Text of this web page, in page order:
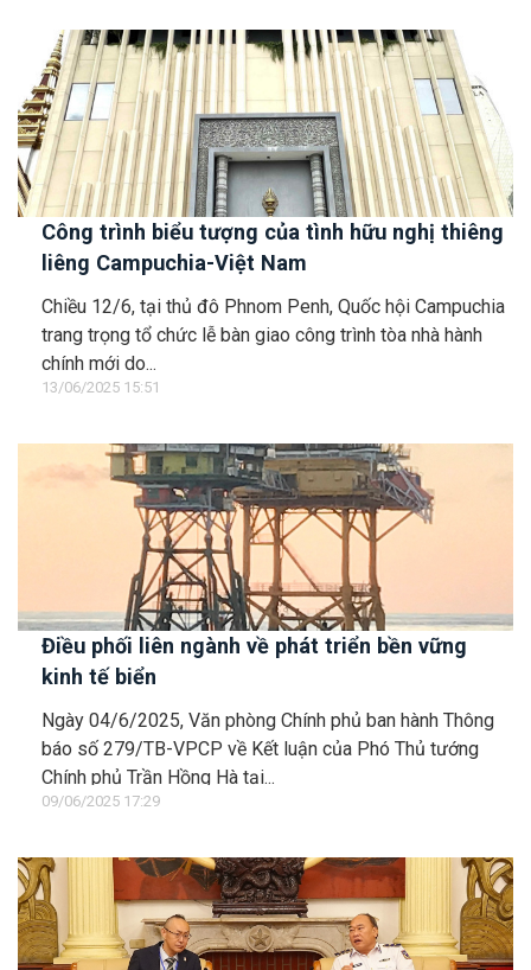
Công trình biểu tượng của tình hữu nghị thiêng
liêng Campuchia-Việt Nam
Chiều 12/6, tại thủ đô Phnom Penh, Quốc hội Campuchia
trang trọng tổ chức lễ bàn giao công trình tòa nhà hành
chính mới do...
13/06/2025 15:51
Điều phối liên ngành về phát triển bền vững
kinh tế biển
Ngày 04/6/2025, Văn phòng Chính phủ ban hành Thông
báo số 279/TB-VPCP về Kết luận của Phó Thủ tướng
Chính phủ Trần Hồng Hà tại...
09/06/2025 17:29